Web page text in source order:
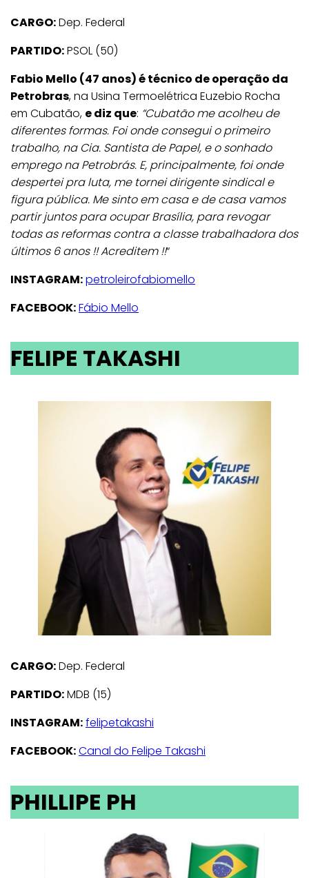
CARGO:Dep. Federal
PARTIDO:PSOL (50)
Fabio Mello (47 anos) é técnico de operação da
Petrobras, na Usina Termoelétrica Euzebio Rocha
em Cubatão, e diz que: “Cubatão me acolheu de
diferentes formas. Foi onde consegui o primeiro
trabalho, na Cia. Santista de Papel, e o sonhado
emprego na Petrobrás. E, principalmente, foi onde
despertei pra luta, me tornei dirigente sindical e
figura pública. Me sinto em casa e de casa vamos
partir juntos para ocupar Brasília, para revogar
todas as reformas contra a classe trabalhadora dos
últimos 6 anos !! Acreditem !!“
INSTAGRAM:petroleirofabiomello
FACEBOOK:Fábio Mello
FELIPE TAKASHI
CARGO:Dep. Federal
PARTIDO:MDB (15)
INSTAGRAM:felipetakashi
FACEBOOK:Canal do Felipe Takashi
PHILLIPE PH